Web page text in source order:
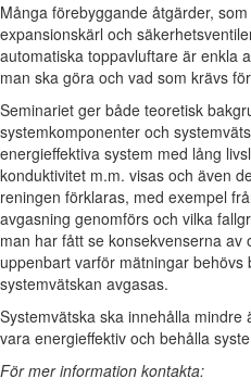
Många förebyggande åtgärder,
expansionskärl och
automatiska toppavluftare är enkla
man ska göra och vad som krävs
Seminariet ger både teoretisk
systemkomponenter och
energieffektiva system med lång
konduktivitet m.m. visas och även
reningen förklaras, med exempel
avgasning genomförs och vilka
man har fått se konsekvenserna av
uppenbart varför mätningar behövs
systemvätskan avgasas.
Systemvätska ska innehålla
vara energieffektiv och behålla
För mer information kontakta: